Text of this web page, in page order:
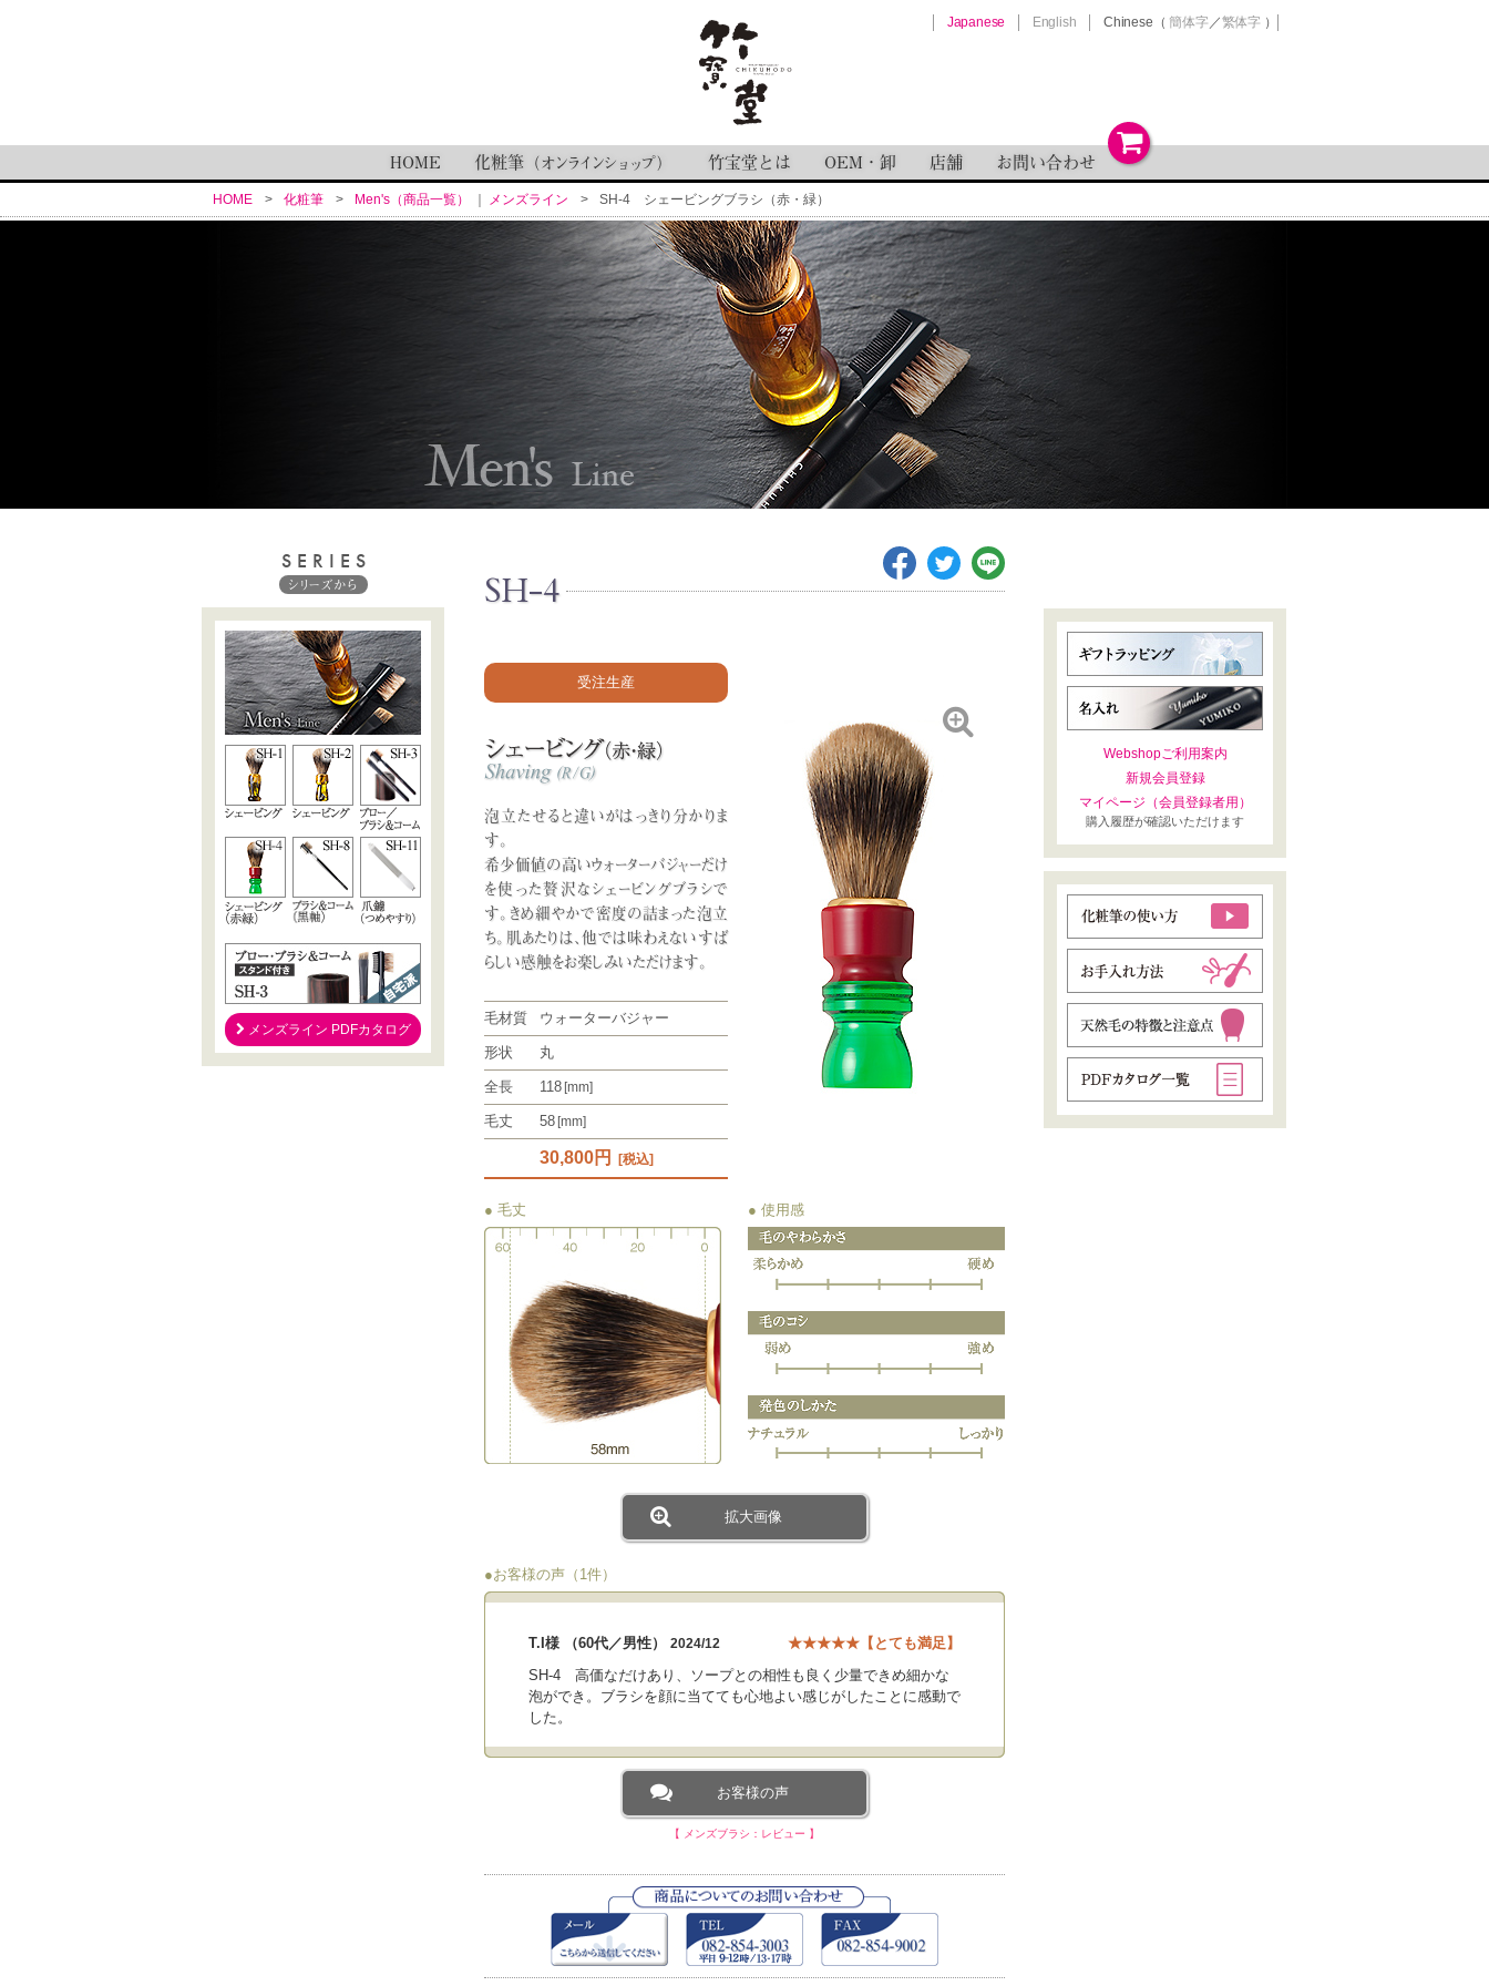
Japanese English Chinese （ 簡体字 ／繁体字 ）
HOME 化粧筆 （オンラインショップ） 竹宝堂とは OEM・卸 店舗 お問い合わせ
HOME 化粧筆 Men's（商品一覧） メンズライン SH-4 シェービングブラシ（赤・緑）
SH-4
受注生産
泡立たせると違いがはっきり分かりま
す。
希少価値の高いウォーターバジャーだけ
を使った贅沢なシェービングブラシで
す。きめ細やかで密度の詰まった泡立
ち。肌あたりは、他では味わえないすば
らしい感触をお楽しみいただけます。
毛材質 ウォーターバジャー
形状 丸
全長 118 [mm]
毛丈 58 [mm]
30,800円 [税込]
● 毛丈 ● 使用感
拡大画像
●お客様の声（1件）
T.I様 （60代／男性） 2024/12
★★★★★【とても満足】
SH-4 高価なだけあり、ソープとの相性も良く少量できめ細かな
泡ができ。ブラシを顔に当てても心地よい感じがしたことに感動で
した。
お客様の声
【 メンズブラシ：レビュー 】
SERIES
シリーズから
メンズライン PDFカタログ
Webshopご利用案内
新規会員登録
マイページ（会員登録者用）
購入履歴が確認いただけます